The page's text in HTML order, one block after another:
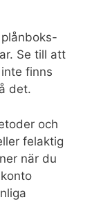
Se till att
finns
det.
och
felaktig
när du